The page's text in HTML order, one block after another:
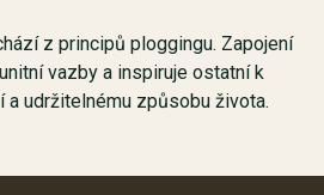
z principů ploggingu. Zapojení
vazby a inspiruje ostatní k
udržitelnému způsobu života.